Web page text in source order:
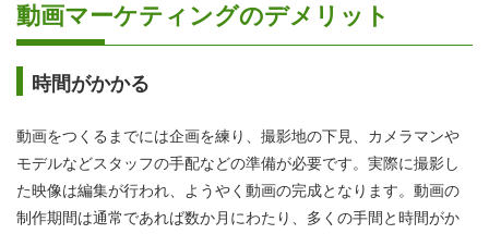
動画マーケティングのデメリット
時間がかかる
動画をつくるまでには企画を練り、撮影地の下見、カメラマンや
モデルなどスタッフの手配などの準備が必要です。実際に撮影し
た映像は編集が行われ、ようやく動画の完成となります。動画の
制作期間は通常であれば数か月にわたり、多くの手間と時間がか